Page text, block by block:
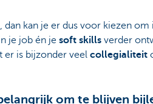
dan kan je er dus voor kiezen
je job én je soft skills verder
er is bijzonder veel collegialiteit
om te blijven